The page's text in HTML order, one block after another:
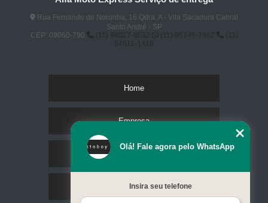
Rua Fernando de Noronha, 16 Qdra. A - Vila Sacadura Cabral
Santo André - SP
CEP: 09060-790
(11) 96027-6532 (11) 96745-7662
(11)
94611-1418
Home
Empresa
Serviços
Olá! Fale agora pelo WhatsApp
Insira seu telefone